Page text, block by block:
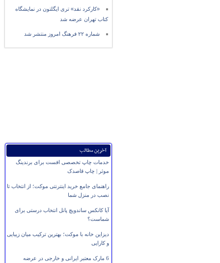
«کارکرد نقد» تری ایگلتون در نمایشگاه
کتاب تهران عرضه شد
شماره ۲۲ فرهنگ امروز منتشر شد
آخرین مطالب
خدمات چاپ تخصصی افست برای برندینگ
موثر | چاپ قاصدک
راهنمای جامع خرید اینترنتی موکت؛ از انتخاب تا
نصب در منزل شما
آیا کانکس ساندویچ پانل انتخاب درستی برای
شماست؟
دیزاین خانه با موکت؛ بهترین ترکیب میان زیبایی
و کارایی
6 مارک معتبر ایرانی و خارجی در عرضه